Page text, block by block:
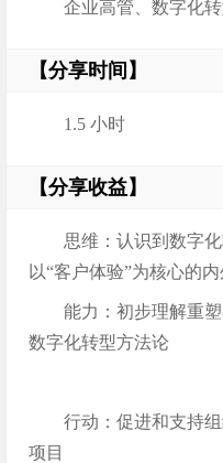
企业高管、数字化
【分享时间】
1.5 小时
【分享收益】
思维：认识到数字
以“客户体验”为核心的
能力：初步理解重
数字化转型方法论
行动：促进和支持
项目